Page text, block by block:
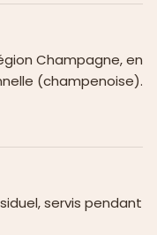
Champagne, en
(champenoise).
servis pendant